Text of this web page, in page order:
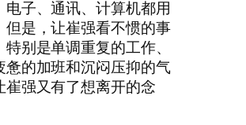
电子、通讯、计算机都用
但是，让崔强看不惯的事
别是单调重复的工作、
惫的加班和沉闷压抑的气
崔强又有了想离开的念